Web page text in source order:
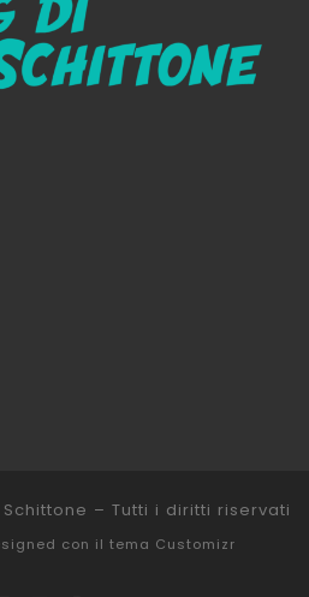
– Tutti i diritti riservati
con il tema Customizr